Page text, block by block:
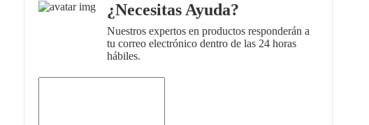
¿Necesitas Ayuda?
Nuestros expertos en productos responderán a
tu correo electrónico dentro de las 24 horas
hábiles.